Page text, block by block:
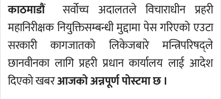
काठमाडौं
सर्वोच्च अदालतले विचाराधीन प्रहरी
महानिरीक्षक नियुक्तिसम्बन्धी मुद्दामा पेस गरिएको एउटा
सरकारी कागजातको लिकेजबारे मन्त्रिपरिषद्ले
छानवीनका लागि प्रहरी प्रधान कार्यालय लाई आदेश
दिएको खबरआजको अन्नपूर्ण पोस्टमा छ ।